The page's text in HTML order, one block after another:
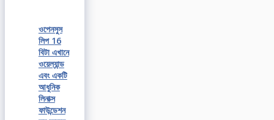
ওপেনসুস
লিপ 16
বিটা এখানে
ওয়েল্যান্ড
এবং একটি
আধুনিক
লিনাক্স
ফাউন্ডেশন